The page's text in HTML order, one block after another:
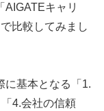
AIGATEキャリ
比較してみまし
に基本となる「1.
4.会社の信頼